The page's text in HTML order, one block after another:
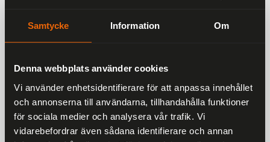
Samtycke Information Om
Denna webbplats använder cookies
Vi använder enhetsidentifierare för att anpassa innehållet
och annonserna till användarna, tillhandahålla funktioner
för sociala medier och analysera vår trafik. Vi
vidarebefordrar även sådana identifierare och annan
känns precis som en offroadhandske men med
vid båtben där D3O:s ledande slagskyd-
dande skumskiva har använts. Touch-funktion
på tumme och pekfinger som gör det möjligt
att använda telefon och
satellitnavigeringsenhet, dragspelspaneler vid
fingrarna samt justerbar stängningsrem vid